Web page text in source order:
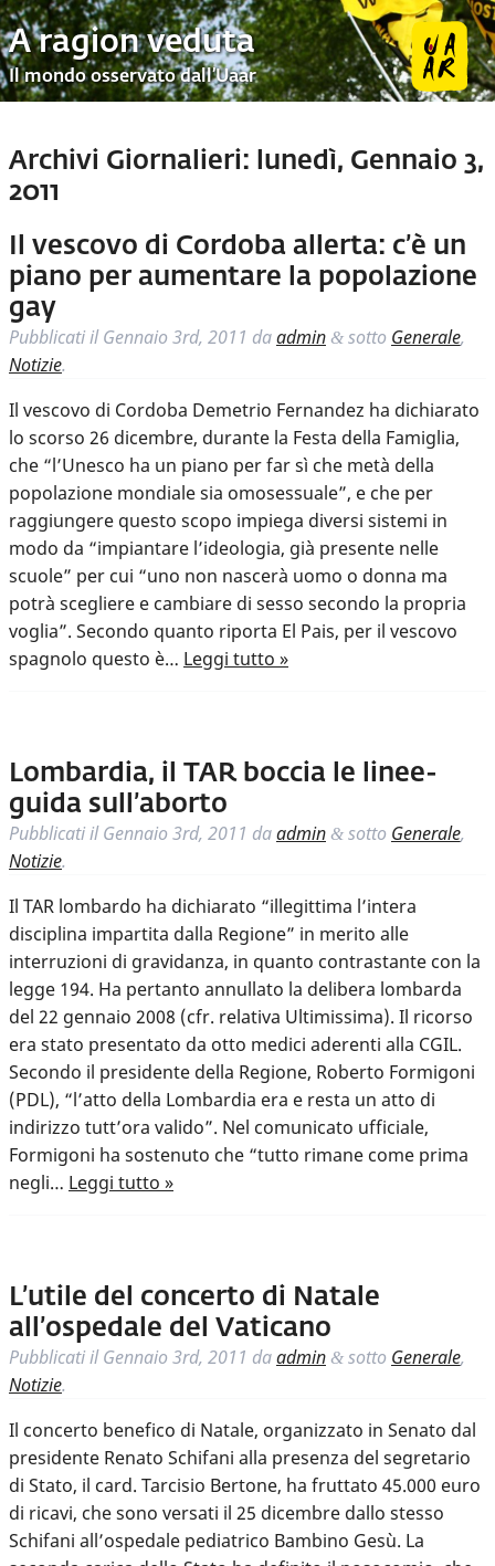
A ragion veduta
Il mondo osservato dall’Uaar
Archivi Giornalieri: lunedì, Gennaio 3,
2011
Il vescovo di Cordoba allerta: c’è un
piano per aumentare la popolazione
gay
Pubblicati ilGennaio 3rd, 2011 daadmin & sotto Generale,
Notizie.
Il vescovo di Cordoba Demetrio Fernandez ha dichiarato
lo scorso 26 dicembre, durante la Festa della Famiglia,
che “l’Unesco ha un piano per far sì che metà della
popolazione mondiale sia omosessuale”, e che per
raggiungere questo scopo impiega diversi sistemi in
modo da “impiantare l’ideologia, già presente nelle
scuole” per cui “uno non nascerà uomo o donna ma
potrà scegliere e cambiare di sesso secondo la propria
voglia”. Secondo quanto riporta El Pais, per il vescovo
spagnolo questo è… Leggi tutto »
Lombardia, il TAR boccia le linee-
guida sull’aborto
Pubblicati ilGennaio 3rd, 2011 daadmin & sotto Generale,
Notizie.
Il TAR lombardo ha dichiarato “illegittima l’intera
disciplina impartita dalla Regione” in merito alle
interruzioni di gravidanza, in quanto contrastante con la
legge 194. Ha pertanto annullato la delibera lombarda
del 22 gennaio 2008 (cfr. relativa Ultimissima). Il ricorso
era stato presentato da otto medici aderenti alla CGIL.
Secondo il presidente della Regione, Roberto Formigoni
(PDL), “l’atto della Lombardia era e resta un atto di
indirizzo tutt’ora valido”. Nel comunicato ufficiale,
Formigoni ha sostenuto che “tutto rimane come prima
negli… Leggi tutto »
L’utile del concerto di Natale
all’ospedale del Vaticano
Pubblicati ilGennaio 3rd, 2011 daadmin & sotto Generale,
Notizie.
Il concerto benefico di Natale, organizzato in Senato dal
presidente Renato Schifani alla presenza del segretario
di Stato, il card. Tarcisio Bertone, ha fruttato 45.000 euro
di ricavi, che sono versati il 25 dicembre dallo stesso
Schifani all’ospedale pediatrico Bambino Gesù. La